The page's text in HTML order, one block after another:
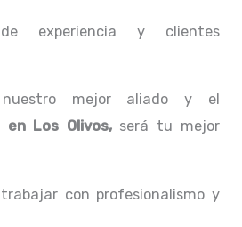
experiencia y clientes
mejor aliado y el
Los Olivos, será tu mejor
con profesionalismo y